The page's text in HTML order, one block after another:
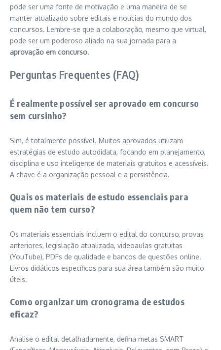
pode ser uma fonte de motivação e uma maneira de se
manter atualizado sobre editais e notícias do mundo dos
concursos. Lembre-se que a colaboração, mesmo que virtual,
pode ser um poderoso aliado na sua jornada para a
aprovação em concurso.
Perguntas Frequentes (FAQ)
É realmente possível ser aprovado em concurso
sem cursinho?
Sim, é totalmente possível. Muitos aprovados utilizam
estratégias de estudo autodidata, focando em planejamento,
disciplina e uso inteligente de materiais gratuitos e acessíveis.
A chave é a organização pessoal e a persistência.
Quais os materiais de estudo essenciais para
quem não tem curso?
Os materiais essenciais incluem o edital do concurso, provas
anteriores, legislação atualizada, videoaulas gratuitas
(YouTube), PDFs de qualidade e bancos de questões online.
Livros didáticos específicos para sua área também são muito
úteis.
Como organizar um cronograma de estudos
eficaz?
Analise o edital detalhadamente, defina metas SMART